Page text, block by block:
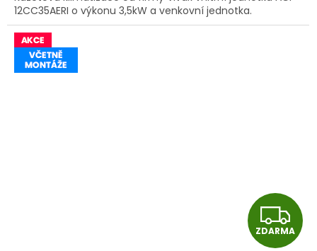
12CC35AERI o výkonu 3,5kW a venkovní jednotka.
Z
D
ZDARMA